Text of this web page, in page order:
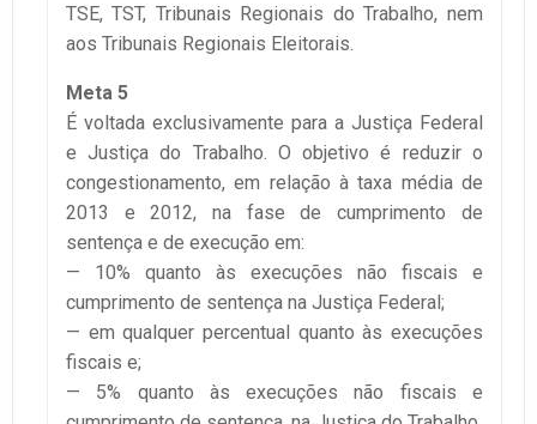
TSE, TST, Tribunais Regionais do Trabalho, nem
aos Tribunais Regionais Eleitorais.
Meta 5
É voltada exclusivamente para a Justiça Federal
e Justiça do Trabalho. O objetivo é reduzir o
congestionamento, em relação à taxa média de
2013 e 2012, na fase de cumprimento de
sentença e de execução em:
— 10% quanto às execuções não fiscais e
cumprimento de sentença na Justiça Federal;
— em qualquer percentual quanto às execuções
fiscais e;
— 5% quanto às execuções não fiscais e